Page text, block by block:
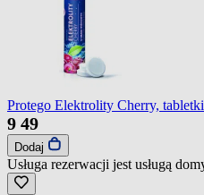
Protego Elektrolity Cherry,
9 49
Dodaj
Usługa rezerwacji jest usługą